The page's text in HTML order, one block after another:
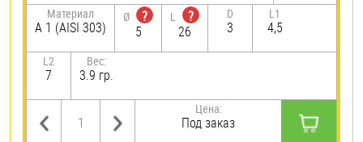
Материал
А 1 (AISI 303)
Ø
?
5
L
?
26
D
3
L1
4,5
L2
7
Вес:
3.9 гр.
Цена:
Под заказ